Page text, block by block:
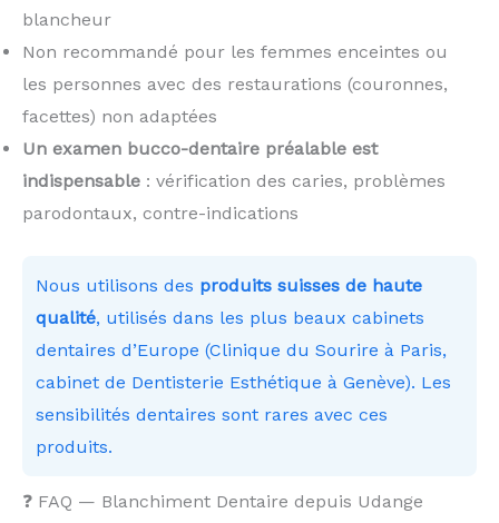
blancheur
Non recommandé pour les femmes enceintes ou
les personnes avec des restaurations (couronnes,
facettes) non adaptées
Un examen bucco-dentaire préalable est
indispensable : vérification des caries, problèmes
parodontaux, contre-indications
Nous utilisons des produits suisses de haute
qualité, utilisés dans les plus beaux cabinets
dentaires d’Europe (Clinique du Sourire à Paris,
cabinet de Dentisterie Esthétique à Genève). Les
sensibilités dentaires sont rares avec ces
produits.
❓ FAQ — Blanchiment Dentaire depuis Udange